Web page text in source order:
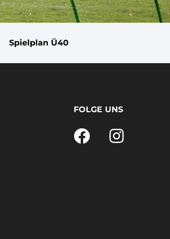
Spielplan Ü40
FOLGE UNS